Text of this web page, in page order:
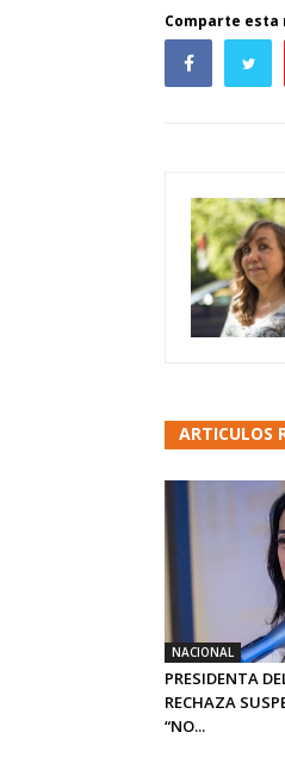
Comparte esta
ARTICULOS
NACIONAL
PRESIDENTA
RECHAZA
“NO...